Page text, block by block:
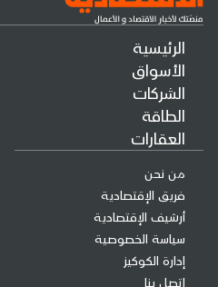
الرئيسية
الأسواق
الشركات
الطاقة
العقارات
من نحن
فريق الإقتصادية
أرشيف الإقتصادية
سياسة الخصوصية
إدارة الكوكيز
إتصل بنا